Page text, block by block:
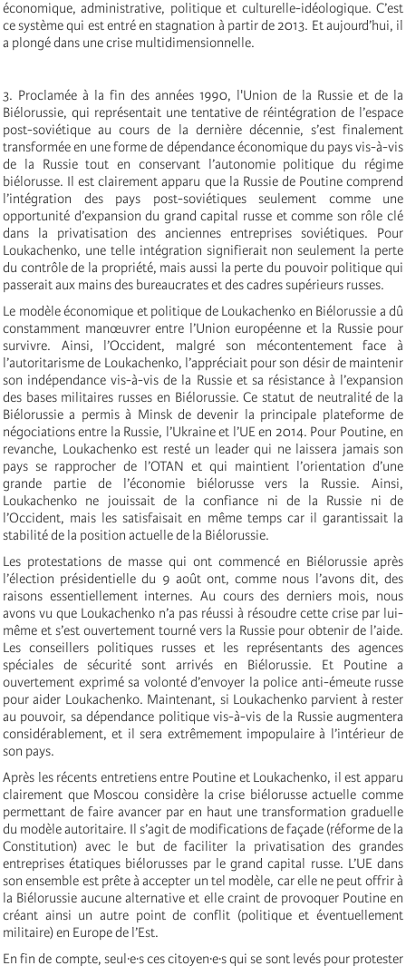
économique, administrative, politique et culturelle-idéologique. C’est
ce système qui est entré en stagnation à partir de 2013. Et aujourd’hui, il
a plongé dans une crise multidimensionnelle.
3. Proclamée à la fin des années 1990, l'Union de la Russie et de la
Biélorussie, qui représentait une tentative de réintégration de l’espace
post-soviétique au cours de la dernière décennie, s’est finalement
transformée en une forme de dépendance économique du pays vis-à-vis
de la Russie tout en conservant l’autonomie politique du régime
biélorusse. Il est clairement apparu que la Russie de Poutine comprend
l’intégration des pays post-soviétiques seulement comme une
opportunité d’expansion du grand capital russe et comme son rôle clé
dans la privatisation des anciennes entreprises soviétiques. Pour
Loukachenko, une telle intégration signifierait non seulement la perte
du contrôle de la propriété, mais aussi la perte du pouvoir politique qui
passerait aux mains des bureaucrates et des cadres supérieurs russes.
Le modèle économique et politique de Loukachenko en Biélorussie a dû
constamment manœuvrer entre l’Union européenne et la Russie pour
survivre. Ainsi, l’Occident, malgré son mécontentement face à
l’autoritarisme de Loukachenko, l’appréciait pour son désir de maintenir
son indépendance vis-à-vis de la Russie et sa résistance à l’expansion
des bases militaires russes en Biélorussie. Ce statut de neutralité de la
Biélorussie a permis à Minsk de devenir la principale plateforme de
négociations entre la Russie, l’Ukraine et l’UE en 2014. Pour Poutine, en
revanche, Loukachenko est resté un leader qui ne laissera jamais son
pays se rapprocher de l’OTAN et qui maintient l’orientation d’une
grande partie de l’économie biélorusse vers la Russie. Ainsi,
Loukachenko ne jouissait de la confiance ni de la Russie ni de
l’Occident, mais les satisfaisait en même temps car il garantissait la
stabilité de la position actuelle de la Biélorussie.
Les protestations de masse qui ont commencé en Biélorussie après
l’élection présidentielle du 9 août ont, comme nous l’avons dit, des
raisons essentiellement internes. Au cours des derniers mois, nous
avons vu que Loukachenko n’a pas réussi à résoudre cette crise par lui-
même et s’est ouvertement tourné vers la Russie pour obtenir de l’aide.
Les conseillers politiques russes et les représentants des agences
spéciales de sécurité sont arrivés en Biélorussie. Et Poutine a
ouvertement exprimé sa volonté d’envoyer la police anti-émeute russe
pour aider Loukachenko. Maintenant, si Loukachenko parvient à rester
au pouvoir, sa dépendance politique vis-à-vis de la Russie augmentera
considérablement, et il sera extrêmement impopulaire à l’intérieur de
son pays.
Après les récents entretiens entre Poutine et Loukachenko, il est apparu
clairement que Moscou considère la crise biélorusse actuelle comme
permettant de faire avancer par en haut une transformation graduelle
du modèle autoritaire. Il s’agit de modifications de façade (réforme de la
Constitution) avec le but de faciliter la privatisation des grandes
entreprises étatiques biélorusses par le grand capital russe. L’UE dans
son ensemble est prête à accepter un tel modèle, car elle ne peut offrir à
la Biélorussie aucune alternative et elle craint de provoquer Poutine en
créant ainsi un autre point de conflit (politique et éventuellement
militaire) en Europe de l’Est.
En fin de compte, seul·e·s ces citoyen·e·s qui se sont levés pour protester